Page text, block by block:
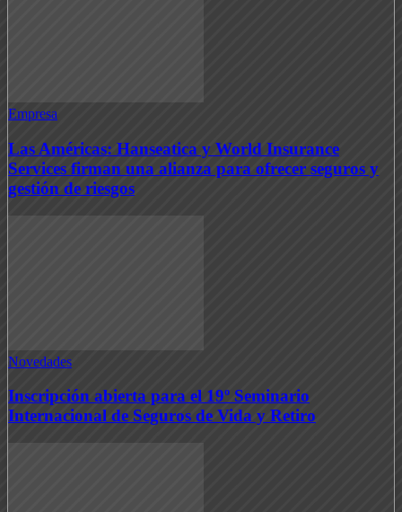
Empresa
Las Américas: Hanseatica y World Insurance
Services firman una alianza para ofrecer seguros y
gestión de riesgos
Novedades
Inscripción abierta para el 19º Seminario
Internacional de Seguros de Vida y Retiro